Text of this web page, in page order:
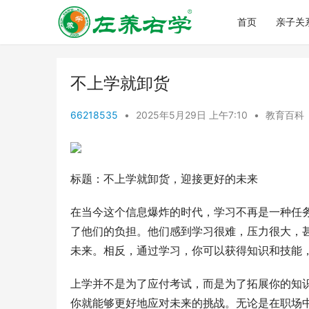
首页 亲子关
不上学就卸货
66218535 • 2025年5月29日 上午7:10 • 教育百科
标题：不上学就卸货，迎接更好的未来
在当今这个信息爆炸的时代，学习不再是一种
了他们的负担。他们感到学习很难，压力很大
未来。相反，通过学习，你可以获得知识和技
上学并不是为了应付考试，而是为了拓展你的
你就能够更好地应对未来的挑战。无论是在职